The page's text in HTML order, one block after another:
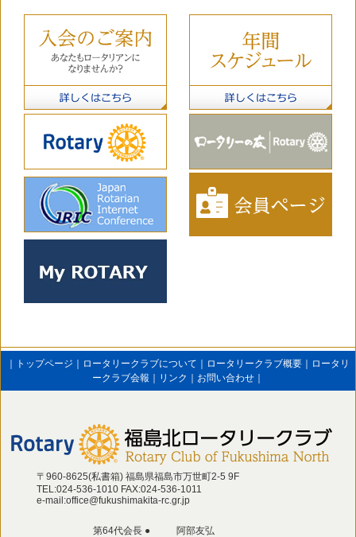
トップページ ロータリークラブについて ロータリークラブ概要
ロータリ
ークラブ会報
リンク お問い合わせ
〒960-8625(私書箱) 福島県福島市万世町2‐5 9F
TEL:024-536-1010 FAX:024-536-1011
e-mail:office@fukushimakita-rc.gr.jp
第64代会長 ● 阿部友弘